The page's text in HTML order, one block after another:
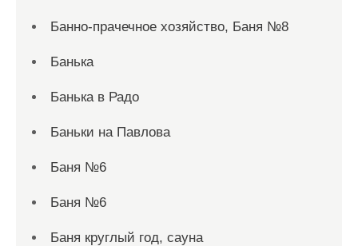
Банно-прачечное хозяйство, Баня №8
Банька
Банька в Радо
Баньки на Павлова
Баня №6
Баня №6
Баня круглый год, сауна